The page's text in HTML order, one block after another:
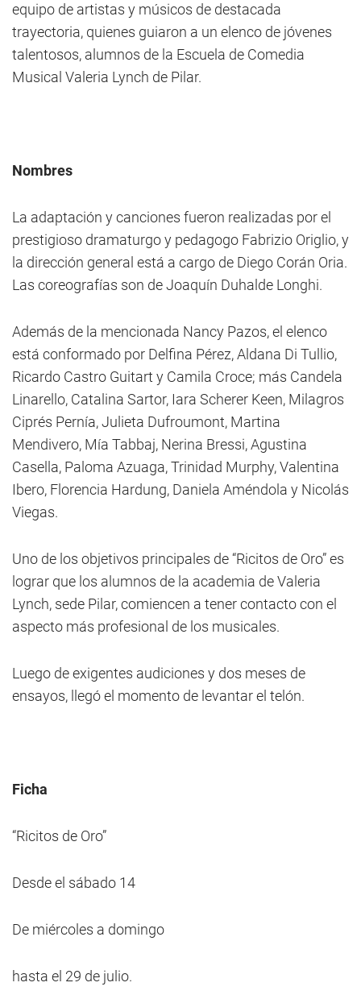
equipo de artistas y músicos de destacada
trayectoria, quienes guiaron a un elenco de jóvenes
talentosos, alumnos de la Escuela de Comedia
Musical Valeria Lynch de Pilar.
Nombres
La adaptación y canciones fueron realizadas por el
prestigioso dramaturgo y pedagogo Fabrizio Origlio, y
la dirección general está a cargo de Diego Corán Oria.
Las coreografías son de Joaquín Duhalde Longhi.
Además de la mencionada Nancy Pazos, el elenco
está conformado por Delfina Pérez, Aldana Di Tullio,
Ricardo Castro Guitart y Camila Croce; más Candela
Linarello, Catalina Sartor, Iara Scherer Keen, Milagros
Ciprés Pernía, Julieta Dufroumont, Martina
Mendivero, Mía Tabbaj, Nerina Bressi, Agustina
Casella, Paloma Azuaga, Trinidad Murphy, Valentina
Ibero, Florencia Hardung, Daniela Améndola y Nicolás
Viegas.
Uno de los objetivos principales de “Ricitos de Oro” es
lograr que los alumnos de la academia de Valeria
Lynch, sede Pilar, comiencen a tener contacto con el
aspecto más profesional de los musicales.
Luego de exigentes audiciones y dos meses de
ensayos, llegó el momento de levantar el telón.
Ficha
“Ricitos de Oro”
Desde el sábado 14
De miércoles a domingo
hasta el 29 de julio.